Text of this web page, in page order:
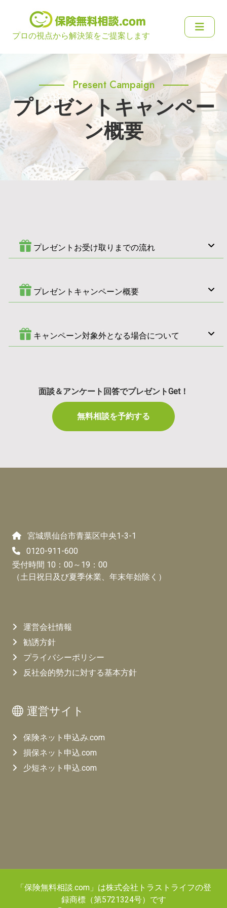
プロの視点から解決策をご提案します
Present Campaign
プレゼントキャンペー
ン概要
プレゼントお受け取りまでの流れ
プレゼントキャンペーン概要
キャンペーン対象外となる場合について
面談＆アンケート回答でプレゼントGet！
無料相談を予約する
宮城県仙台市青葉区中央1-3-1
0120-911-600
受付時間 10：00～19：00
（土日祝日及び夏季休業、年末年始除く）
運営会社情報
勧誘方針
プライバシーポリシー
反社会的勢力に対する基本方針
運営サイト
保険ネット申込み.com
損保ネット申込.com
少短ネット申込.com
「保険無料相談.com」は株式会社トラストライフの登
録商標（第5721324号）です